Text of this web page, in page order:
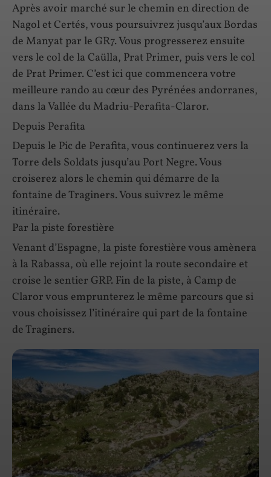
Après avoir marché sur le chemin en direction de
Nagol et Certés, vous poursuivrez jusqu’aux Bordas
de Manyat par le GR7. Vous progresserez ensuite
vers le col de la Caülla, Prat Primer, puis vers le col
de Prat Primer. C’est ici que commencera votre
meilleure rando au cœur des Pyrénées andorranes,
dans la Vallée du Madriu-Perafita-Claror.
Depuis Perafita
Depuis le Pic de Perafita, vous continuerez vers la
Torre dels Soldats jusqu’au Port Negre. Vous
croiserez alors le chemin qui démarre de la
fontaine de Traginers. Vous suivrez le même
itinéraire.
Par la piste forestière
Venant d’Espagne, la piste forestière vous amènera
à la Rabassa, où elle rejoint la route secondaire et
croise le sentier GRP. Fin de la piste, à Camp de
Claror vous emprunterez le même parcours que si
vous choisissez l’itinéraire qui part de la fontaine
de Traginers.